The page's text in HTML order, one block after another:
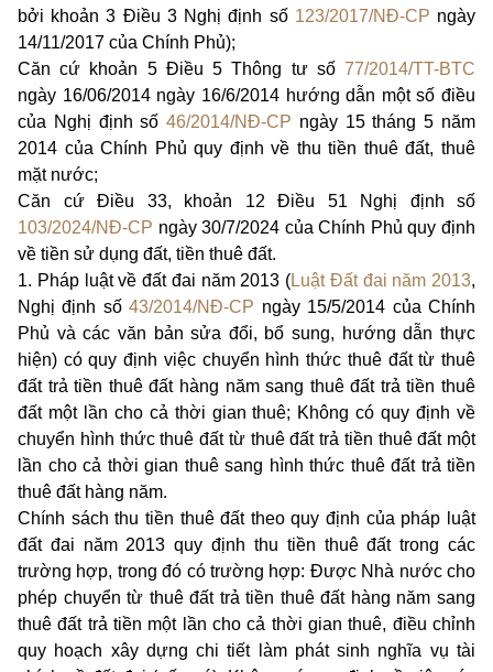
bởi khoản 3 Điều 3 Nghị định số 123/2017/NĐ-CP ngày
14/11/2017 của Chính Phủ);
Căn cứ khoản 5 Điều 5 Thông tư số 77/2014/TT-BTC
ngày 16/06/2014 ngày 16/6/2014 hướng dẫn một số điều
của Nghị định số46/2014/NĐ-CP ngày 15 tháng 5 năm
2014 của Chính Phủ quy định về thu tiền thuê đất, thuê
mặt nước;
Căn cứ Điều 33, khoản 12 Điều 51 Nghị định số
103/2024/NĐ-CP ngày 30/7/2024 của Chính Phủ quy định
về tiền sử dụng đất, tiền thuê đất.
1. Pháp luật về đất đai năm 2013 (Luật Đất đai năm 2013,
Nghị định số43/2014/NĐ-CP ngày 15/5/2014 của Chính
Phủ và các văn bản sửa đổi, bổ sung, hướng dẫn thực
hiện) có quy định việc chuyển hình thức thuê đất từ thuê
đất trả tiền thuê đất hàng năm sang thuê đất trả tiền thuê
đất một lần cho cả thời gian thuê; Không có quy định về
chuyển hình thức thuê đất từ thuê đất trả tiền thuê đất một
lần cho cả thời gian thuê sang hình thức thuê đất trả tiền
thuê đất hàng năm.
Chính sách thu tiền thuê đất theo quy định của pháp luật
đất đai năm 2013 quy định thu tiền thuê đất trong các
trường hợp, trong đó có trường hợp: Được Nhà nước cho
phép chuyển từ thuê đất trả tiền thuê đất hàng năm sang
thuê đất trả tiền một lần cho cả thời gian thuê, điều chỉnh
quy hoạch xây dựng chi tiết làm phát sinh nghĩa vụ tài